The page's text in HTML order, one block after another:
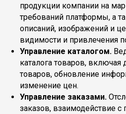
продукции компании на
требований платформы, а
описаний, изображений и
видимости и привлечения
Управление каталогом.
каталога товаров,
товаров, обновление
изменение цен.
Управление заказами.
заказов, взаимодействие с